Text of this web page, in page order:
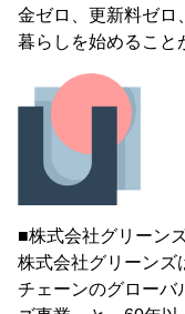
金ゼロ、更新料ゼロ
暮らしを始めること
■株式会社グリーン
株式会社グリーンズ
チェーンのグローバ